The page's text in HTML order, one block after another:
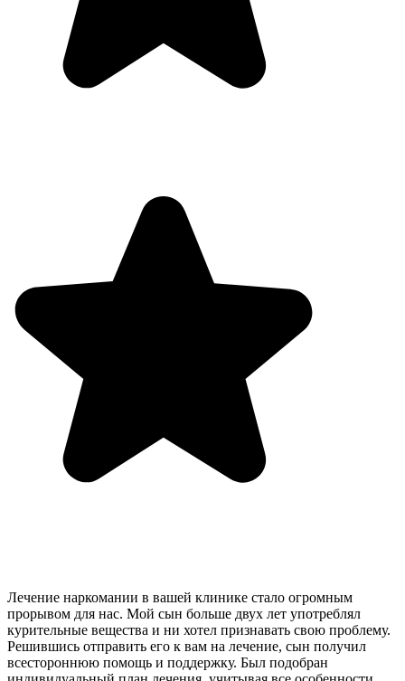
Лечение наркомании в вашей клинике стало огромным
прорывом для нас. Мой сын больше двух лет употреблял
курительные вещества и ни хотел признавать свою проблему.
Решившись отправить его к вам на лечение, сын получил
всестороннюю помощь и поддержку. Был подобран